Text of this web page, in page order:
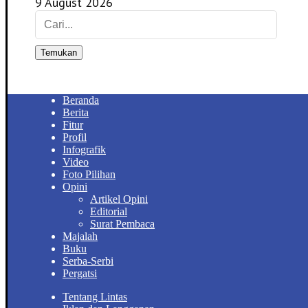
Temukan
Beranda
Berita
Fitur
Profil
Infografik
Video
Foto Pilihan
Opini
Artikel Opini
Editorial
Surat Pembaca
Majalah
Buku
Serba-Serbi
Pergatsi
Tentang Lintas